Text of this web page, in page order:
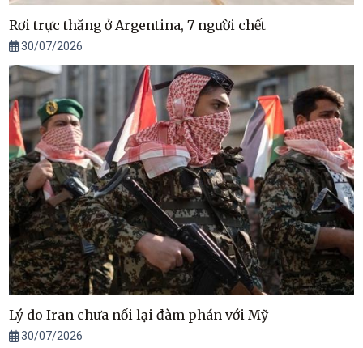
Rơi trực thăng ở Argentina, 7 người chết
30/07/2026
Lý do Iran chưa nối lại đàm phán với Mỹ
30/07/2026